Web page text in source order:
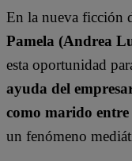
En la nueva ficción
Pamela (Andrea
esta oportunidad
ayuda del
como marido entre
un fenómeno